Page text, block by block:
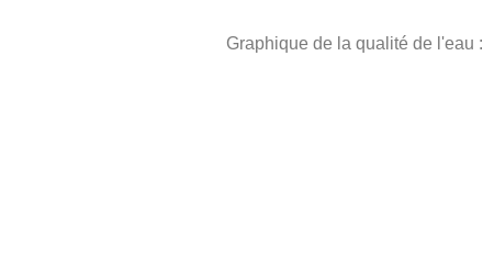
Graphique de la qualité de l'eau :